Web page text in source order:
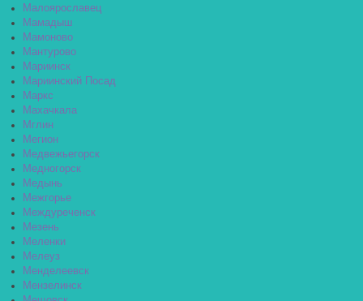
Малоярославец
Мамадыш
Мамоново
Мантурово
Мариинск
Мариинский Посад
Маркс
Махачкала
Мглин
Мегион
Медвежьегорск
Медногорск
Медынь
Межгорье
Междуреченск
Мезень
Меленки
Мелеуз
Менделеевск
Мензелинск